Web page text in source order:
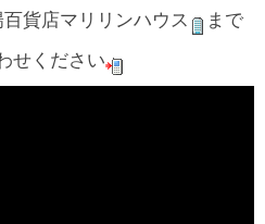
貨店マリリンハウス
まで
せください